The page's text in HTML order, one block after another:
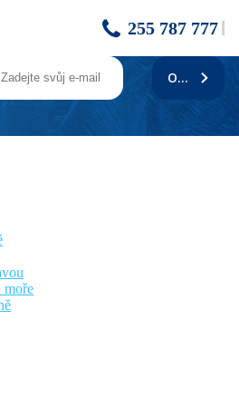
255 787 777
malebné zátoky se skalními
V přímém dosahu je řada obchodů
město ostrova Victoria je od Xlendi
vstupní hala s recepcí a lobby, menší
zařízení se sprchou nebo vanou,
klimatizaci, Wi-Fi připojení,
balkón nebo terasu.
ODEBÍRAT
moře